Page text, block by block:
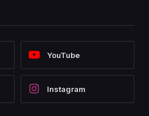
YouTube
Instagram